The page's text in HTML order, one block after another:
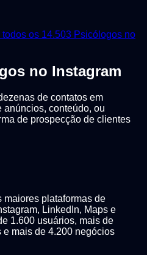
todos os 14.503 Psicólogos no
no Instagram
de contatos em
anúncios, conteúdo, ou
de prospecção de clientes
maiores plataformas de
LinkedIn, Maps e
1.600 usuários, mais de
mais de 4.200 negócios